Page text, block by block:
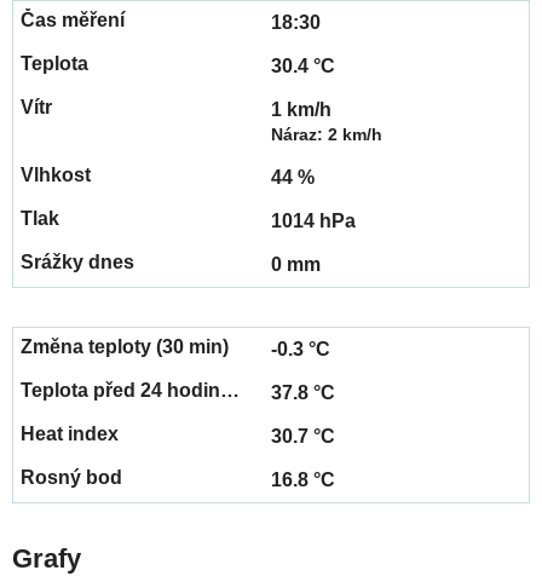
18:30
30.4 °C
1 km/h
Náraz: 2 km/h
44 %
1014 hPa
0 mm
-0.3 °C
37.8 °C
30.7 °C
16.8 °C
Grafy